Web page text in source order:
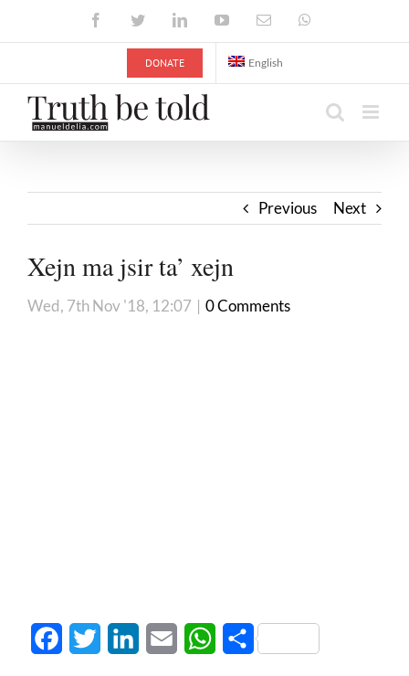
FacebookTwitterLinkedInYouTubeEmail
DONATE English
Previous Next
Xejn ma jsir ta’ xejn
Wed, 7th Nov '18, 12:07 | 0 Comments
FacebookTwitter LinkedInEmail WhatsApp
Share